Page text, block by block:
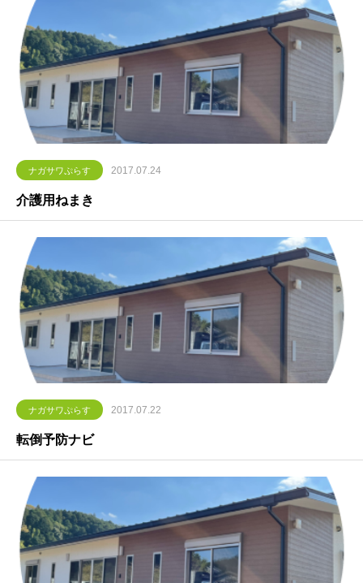
ナガサワぷらす 2017.07.24
介護用ねまき
ナガサワぷらす 2017.07.22
転倒予防ナビ